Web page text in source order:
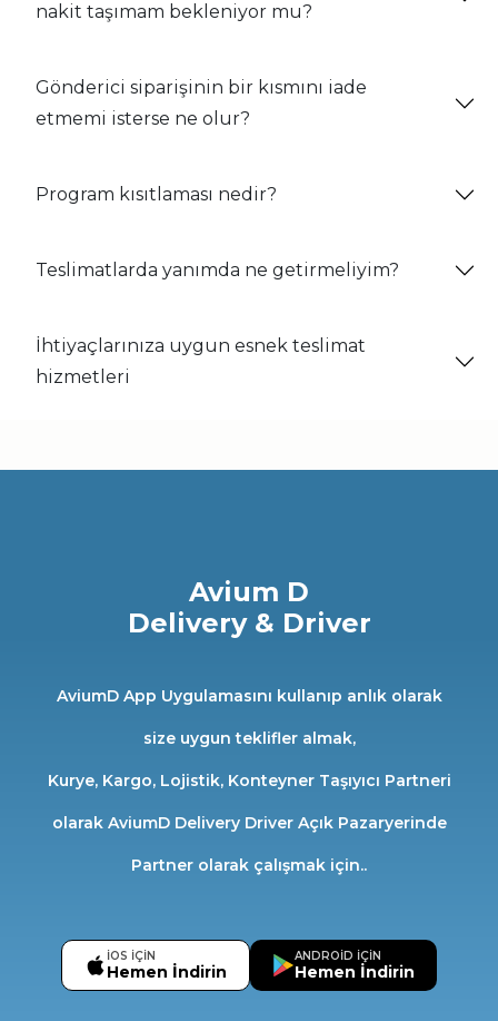
nakit taşımam bekleniyor mu?
Gönderici siparişinin bir kısmını iade
etmemi isterse ne olur?
Program kısıtlaması nedir?
Teslimatlarda yanımda ne getirmeliyim?
İhtiyaçlarınıza uygun esnek teslimat
hizmetleri
Avium D
Delivery & Driver
AviumD App Uygulamasını kullanıp anlık olarak
size uygun teklifler almak,
Kurye, Kargo, Lojistik, Konteyner Taşıyıcı Partneri
olarak AviumD Delivery Driver Açık Pazaryerinde
Partner olarak çalışmak için..
IOS IÇIN
Hemen İndirin
ANDROID IÇIN
Hemen İndirin